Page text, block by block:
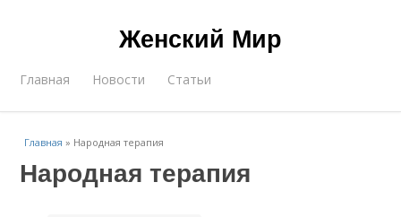
Женский Мир
Главная Новости Статьи
Главная » Народная терапия
Народная терапия